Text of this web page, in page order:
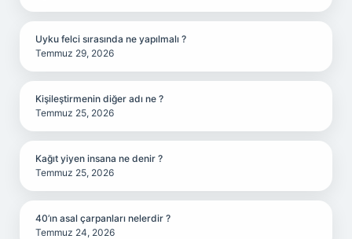
Uyku felci sırasında ne yapılmalı ?
Temmuz 29, 2026
Kişileştirmenin diğer adı ne ?
Temmuz 25, 2026
Kağıt yiyen insana ne denir ?
Temmuz 25, 2026
40’ın asal çarpanları nelerdir ?
Temmuz 24, 2026